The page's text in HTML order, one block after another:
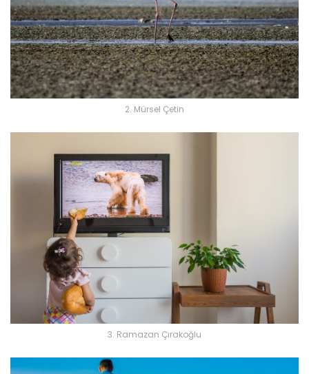
2. Mürsel Çetin
3. Ramazan Çırakoğlu